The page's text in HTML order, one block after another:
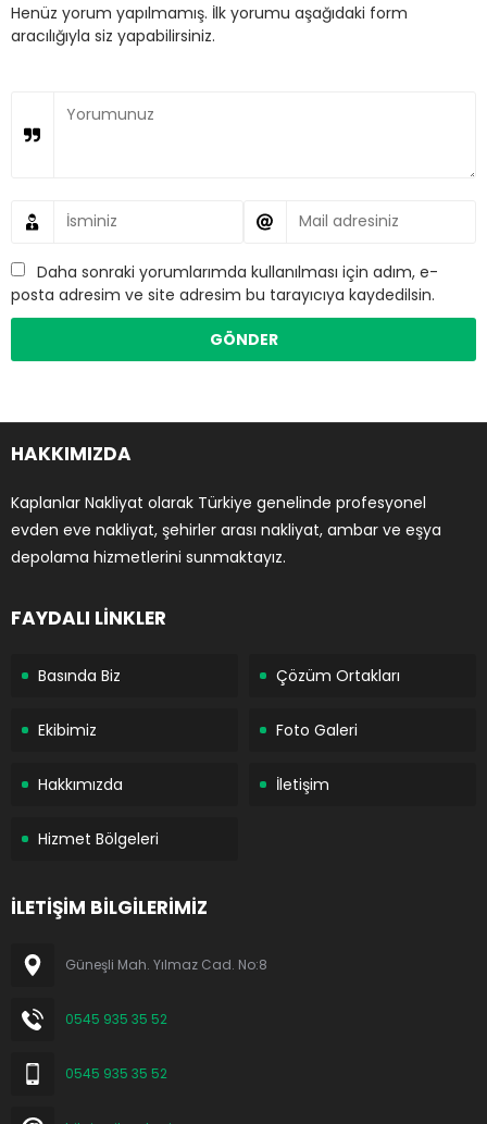
Henüz yorum yapılmamış. İlk yorumu aşağıdaki form
aracılığıyla siz yapabilirsiniz.
Daha sonraki yorumlarımda kullanılması için adım, e-
posta adresim ve site adresim bu tarayıcıya kaydedilsin.
HAKKIMIZDA
Kaplanlar Nakliyat olarak Türkiye genelinde profesyonel
evden eve nakliyat, şehirler arası nakliyat, ambar ve eşya
depolama hizmetlerini sunmaktayız.
FAYDALI LİNKLER
Basında Biz Çözüm Ortakları
Ekibimiz Foto Galeri
Hakkımızda İletişim
Hizmet Bölgeleri
İLETİŞİM BİLGİLERİMİZ
Güneşli Mah. Yılmaz Cad. No:8
0545 935 35 52
0545 935 35 52